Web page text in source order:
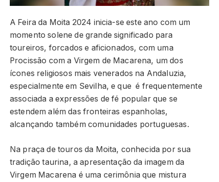
A Feira da Moita 2024 inicia-se este ano com um
momento solene de grande significado para
toureiros, forcados e aficionados, com uma
Procissão com a Virgem de Macarena, um dos
ícones religiosos mais venerados na Andaluzia,
especialmente em Sevilha, e que é frequentemente
associada a expressões de fé popular que se
estendem além das fronteiras espanholas,
alcançando também comunidades portuguesas.
Na praça de touros da Moita, conhecida por sua
tradição taurina, a apresentação da imagem da
Virgem Macarena é uma cerimônia que mistura